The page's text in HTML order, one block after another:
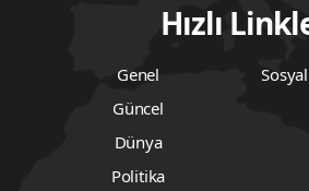
Hızlı
Genel
Güncel
Dünya
Politika